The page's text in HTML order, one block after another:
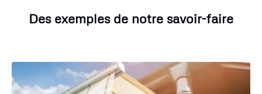
Des exemples de notre savoir-faire